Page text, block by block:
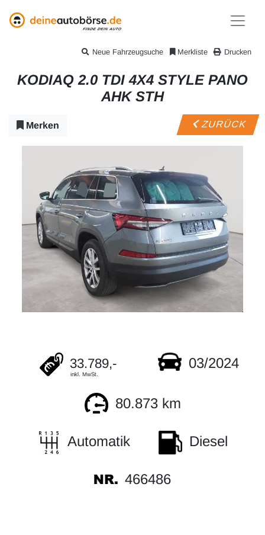
Drucken
Merkliste
Neue Fahrzeugsuche
KODIAQ 2.0 TDI 4X4 STYLE PANO
AHK STH
Merken ZURÜCK
33.789,-
inkl. MwSt.
03/2024
80.873 km
Automatik Diesel
466486